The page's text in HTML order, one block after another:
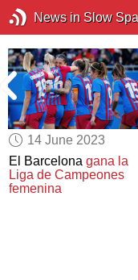
News in Slow
14 June 2023
El Barcelonagana la
Liga de Campeones
femenina